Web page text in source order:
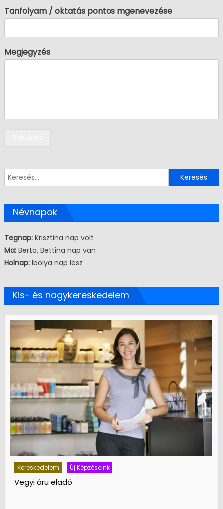
Tanfolyam / oktatás pontos mgenevezése
Megjegyzés
Keresés:
Névnapok
Tegnap: Krisztina nap volt
Ma: Berta, Bettina nap van
Holnap: Ibolya nap lesz
Kis- és nagykereskedelem
Kereskedelem Új Képzéseink
Drogerista